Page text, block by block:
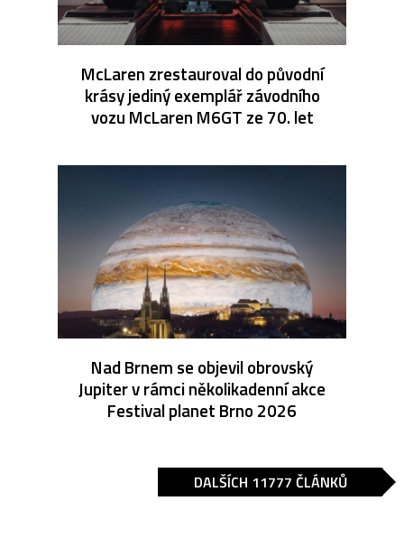
McLaren zrestauroval do původní
krásy jediný exemplář závodního
vozu McLaren M6GT ze 70. let
Nad Brnem se objevil obrovský
Jupiter v rámci několikadenní akce
Festival planet Brno 2026
DALŠÍCH 11777 ČLÁNKŮ